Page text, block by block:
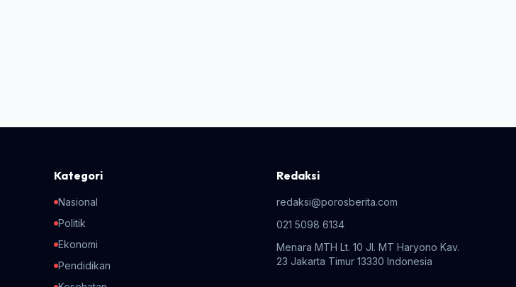
Kategori
Nasional
Politik
Ekonomi
Pendidikan
Redaksi
redaksi@porosberita.com
021 5098 6134
Menara MTH Lt. 10 Jl. MT Haryono Kav.
23 Jakarta Timur 13330 Indonesia